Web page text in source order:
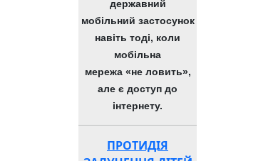
державний
мобільний застосунок
навіть тоді, коли
мобільна
мережа «не ловить»,
але є доступ до
інтернету.
ПРОТИДІЯ